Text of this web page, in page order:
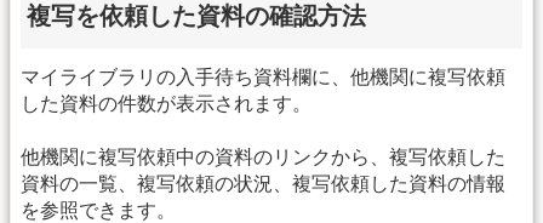
複写を依頼した資料の確認方法
マイライブラリの入手待ち資料欄に、他機関に複写依頼
した資料の件数が表示されます。
他機関に複写依頼中の資料のリンクから、複写依頼した
資料の一覧、複写依頼の状況、複写依頼した資料の情報
を参照できます。